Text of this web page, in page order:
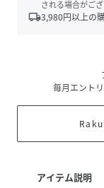
される場合がご
local_shipping3,980円以上の
毎月エント
アイテム説明